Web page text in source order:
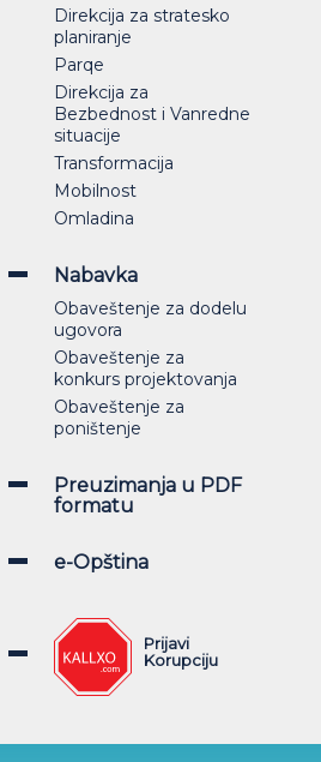
Direkcija za stratesko
planiranje
Parqe
Direkcija za
Bezbednost i Vanredne
situacije
Transformacija
Mobilnost
Omladina
Nabavka
Obaveštenje za dodelu
ugovora
Obaveštenje za
konkurs projektovanja
Obaveštenje za
poništenje
Preuzimanja u PDF
formatu
e-Opština
Prijavi
Korupciju